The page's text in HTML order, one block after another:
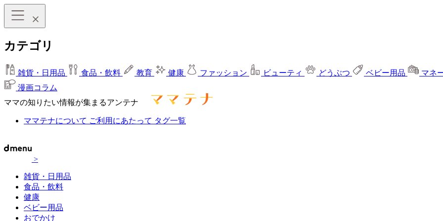
カテゴリ
雑貨・日用品 食品・飲料 教育 健康 ファッション ビューティ どうぶつ ベビー用品
マネ
漫画コラム
ママの知りたい情報が集まるアンテナ
ママテナについて ご利用にあたって タグ一覧
>
雑貨・日用品
食品・飲料
健康
ベビー用品
おでかけ